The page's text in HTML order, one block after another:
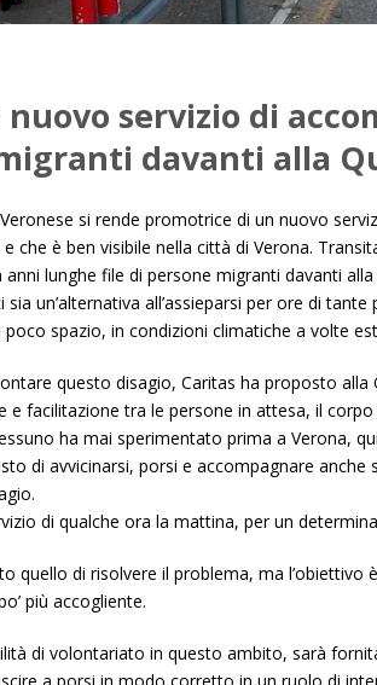
nuovo servizio di
davanti alla
si rende promotrice di un nuovo
che è ben visibile nella città di Verona.
lunghe file di persone migranti davanti
un’alternativa all’assieparsi per ore di
spazio, in condizioni climatiche a volte
questo disagio, Caritas ha proposto
e facilitazione tra le persone in attesa, il
ha mai sperimentato prima a Verona,
di avvicinarsi, porsi e accompagnare
di qualche ora la mattina, per un
quello di risolvere il problema, ma l’obiettivo
più accogliente.
di volontariato in questo ambito, sarà